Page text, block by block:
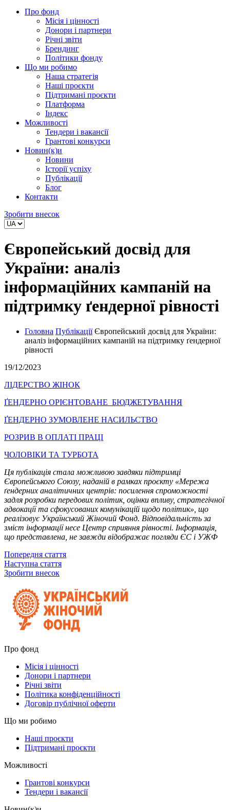
Про фонд
Місія і цінності
Донори і партнери
Річні звіти
Брендинг
Політики фонду
Що ми робимо
Наша стратегія
Наші проєкти
Підтримані проєкти
Платформа
Індекс
Можливості
Тендери і вакансії
Грантові конкурси
Новин(к)и
Новини
Історії успіху
Публікації
Блог
Контакти
Зробити внесок
Європейський досвід для
України: аналіз
інформаційних кампаній на
підтримку ґендерної рівності
Головна Публікації Європейський досвід для України:
аналіз інформаційних кампаній на підтримку ґендерної
рівності
19/12/2023
ЛІДЕРСТВО ЖІНОК
ҐЕНДЕРНО ОРІЄНТОВАНЕ БЮДЖЕТУВАННЯ
ҐЕНДЕРНО ЗУМОВЛЕНЕ НАСИЛЬСТВО
РОЗРИВ В ОПЛАТІ ПРАЦІ
ЧОЛОВІКИ ТА ТУРБОТА
Ця публікація стала можливою завдяки підтримці
Європейського Союзу, наданій в рамках проєкту «Мережа
ґендерних аналітичних центрів: посилення спроможності
задля розробки передових політик, оцінки впливу, стратегічної
адвокації та сфокусованих комунікацій щодо політик», що
реалізовує Український Жіночий Фонд. Відповідальність за
зміст інформації несе Центр сприяння рівності. Інформація,
що представлена, не завжди відображає погляди ЄС і УЖФ
Попередня стаття
Наступна стаття
Зробити внесок
Про фонд
Місія і цінності
Донори і партнери
Річні звіти
Політика конфіденційності
Договір публічної оферти
Що ми робимо
Наші проєкти
Підтримані проєкти
Можливості
Грантові конкурси
Тендери і вакансії